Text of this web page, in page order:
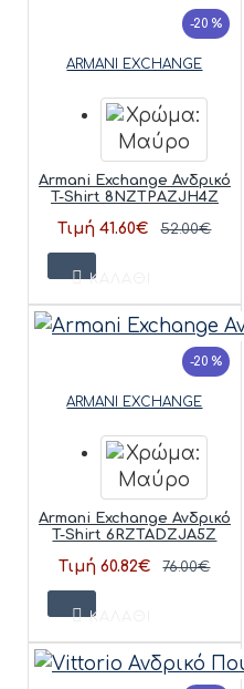
-20 %
ARMANI EXCHANGE
Armani Exchange Ανδρικό
T-Shirt 8NZTPAZJH4Z
Τιμή 41.60€ 52.00€
ΚΑΛΆΘΙ
-20 %
ARMANI EXCHANGE
Armani Exchange Ανδρικό
T-Shirt 6RZTADZJA5Z
Τιμή 60.82€ 76.00€
ΚΑΛΆΘΙ